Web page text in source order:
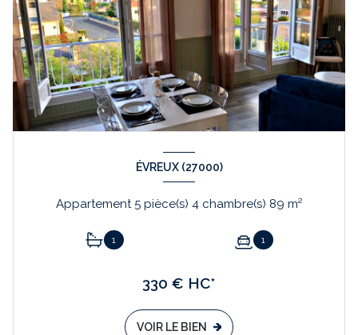
ÉVREUX (27000)
Appartement 5 pièce(s) 4 chambre(s) 89 m²
1 1
330 € HC*
VOIR LE BIEN